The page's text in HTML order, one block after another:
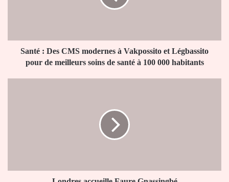
Légbassito
Santé : Des CMS modernes à Vakpossito et Légbassito
pour de meilleurs soins de santé à 100 000 habitants